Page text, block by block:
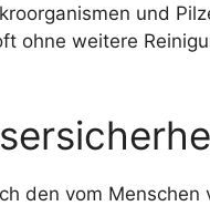
und
ohne weitere
den vom